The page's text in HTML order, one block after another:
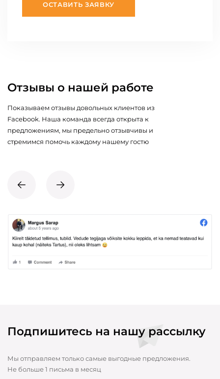
ОСТАВИТЬ ЗАЯВКУ
Отзывы о нашей работе
Показываем отзывы довольных клиентов из
Facebook. Наша команда всегда открыта к
предложениям, мы предельно отзывчивы и
стремимся помочь каждому нашему гостю
Подпишитесь на нашу рассылку
Мы отправляем только самые выгодные предложения.
Не больше 1 письма в месяц